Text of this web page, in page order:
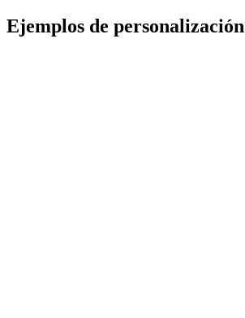
Ejemplos de personalización